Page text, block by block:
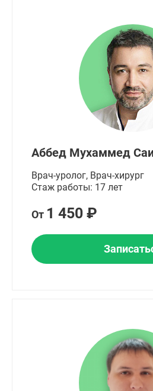
Аббед Мухаммед
Врач-уролог, Врач-хирург
Стаж работы: 17 лет
От 1 450 ₽